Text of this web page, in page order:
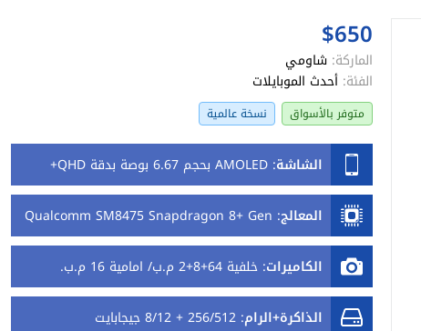
$650
الماركة: شاومي
الفئة: أحدث الموبايلات
متوفر بالأسواق نسخة عالمية
الشاشة:AMOLED بحجم 6.67 بوصة بدقة QHD+
المعالج:
Qualcomm SM8475 Snapdragon 8+ Gen
1
الكاميرات:خلفية 64+8+2 م.ب/ امامية 16 م.ب.
الذاكرة+الرام:256/512 + 8/12 جيجابايت